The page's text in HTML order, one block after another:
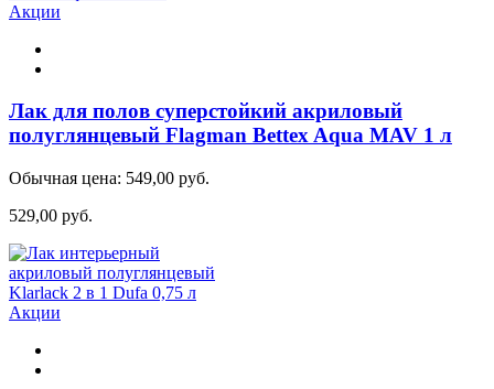
Акции
Лак для полов суперстойкий акриловый
полуглянцевый Flagman Bettex Aqua MAV 1 л
Обычная цена: 549,00 руб.
529,00 руб.
Акции